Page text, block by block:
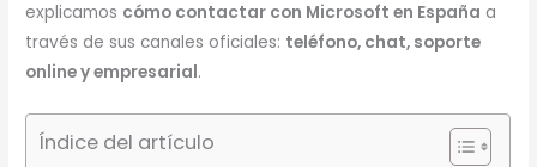
explicamos cómo contactar con Microsoft en España a
través de sus canales oficiales: teléfono, chat, soporte
online y empresarial.
Índice del artículo